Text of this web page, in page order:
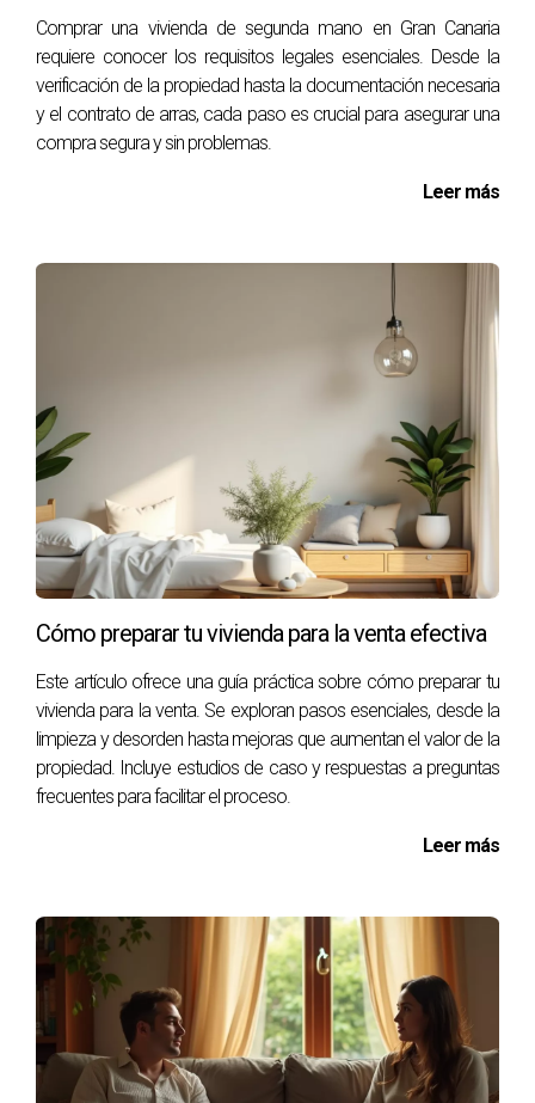
inmobiliario?
No es obligatorio, pero contar con un agente puede
facilitar mucho el proceso y ayudarte a encontrar las
mejores ofertas.
¿Qué sucede si no pago alguno de estos
No pagar los impuestos correspondientes puede acarrear
sanciones económicas y problemas legales al momento
vivienda?
En algunos casos específicos puedes deducir ciertos
gastos relacionados con la compra o rehabilitación de tu
vivienda habitual; consulta con un experto para más
detalles. Recuerda siempre consultar con profesionales
como Victor Quintana Santana para obtener
asesoramiento adaptado a tus necesidades específicas.
Comprar una vivienda de segunda mano en Gran Canaria
requiere conocer los requisitos legales esenciales. Desde la
verificación de la propiedad hasta la documentación necesaria
y el contrato de arras, cada paso es crucial para asegurar una
compra segura y sin problemas.
Leer más
Cómo preparar tu vivienda para la venta efectiva
Este artículo ofrece una guía práctica sobre cómo preparar tu
vivienda para la venta. Se exploran pasos esenciales, desde la
limpieza y desorden hasta mejoras que aumentan el valor de la
propiedad. Incluye estudios de caso y respuestas a preguntas
frecuentes para facilitar el proceso.
Leer más